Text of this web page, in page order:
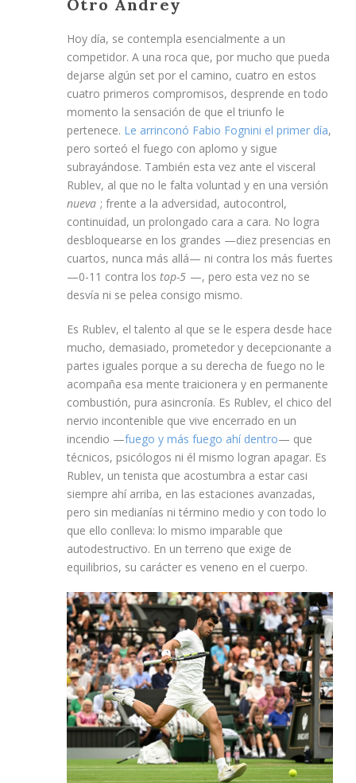
Otro Andrey
Hoy día, se contempla esencialmente a un
competidor. A una roca que, por mucho que pueda
dejarse algún set por el camino, cuatro en estos
cuatro primeros compromisos, desprende en todo
momento la sensación de que el triunfo le
pertenece. Le arrinconó Fabio Fognini el primer día,
pero sorteó el fuego con aplomo y sigue
subrayándose. También esta vez ante el visceral
Rublev, al que no le falta voluntad y en una versión
nueva ; frente a la adversidad, autocontrol,
continuidad, un prolongado cara a cara. No logra
desbloquearse en los grandes —diez presencias en
cuartos, nunca más allá— ni contra los más fuertes
—0-11 contra los top-5 —, pero esta vez no se
desvía ni se pelea consigo mismo.
Es Rublev, el talento al que se le espera desde hace
mucho, demasiado, prometedor y decepcionante a
partes iguales porque a su derecha de fuego no le
acompaña esa mente traicionera y en permanente
combustión, pura asincronía. Es Rublev, el chico del
nervio incontenible que vive encerrado en un
incendio —fuego y más fuego ahí dentro— que
técnicos, psicólogos ni él mismo logran apagar. Es
Rublev, un tenista que acostumbra a estar casi
siempre ahí arriba, en las estaciones avanzadas,
pero sin medianías ni término medio y con todo lo
que ello conlleva: lo mismo imparable que
autodestructivo. En un terreno que exige de
equilibrios, su carácter es veneno en el cuerpo.